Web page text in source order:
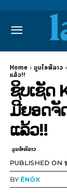
Home ມູມໄອທີລາວ
ແລ້ວ!!
ຊິບເຊັດ
ມີຍອດຈັ
ແລ້ວ!!
ມູມໄອທີລາວ
PUBLISHED ON
BY ÊNÖX